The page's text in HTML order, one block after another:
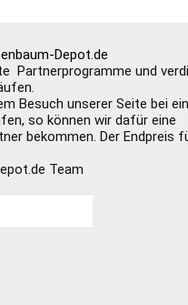
Depot.de
Partnerprogramme und
Besuch unserer Seite bei
so können wir dafür eine
bekommen. Der Endpreis
Team